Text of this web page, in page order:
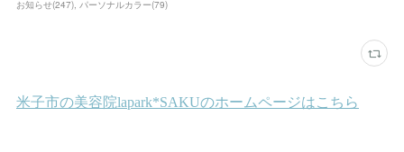
お知らせ(247) パーソナルカラー(79)